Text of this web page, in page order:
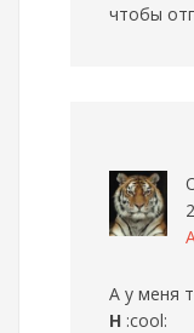
чтобы
А у меня
H :cool: